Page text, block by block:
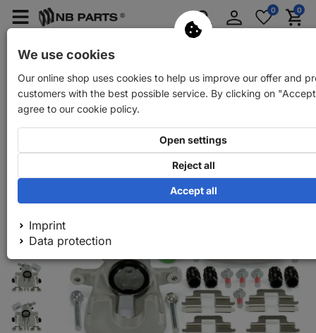
Menü
Car trailer spare parts
Log
in
Merkzettel
aufklappen
0 0
Back Car spare parts NB PARTS Rear brake callipers
We use cookies
Our online shop uses cookies to help us improve our offer and
customers with the best possible service. By clicking on
agree to our cookie policy.
Open settings
Reject all
Accept all
Imprint
Data protection